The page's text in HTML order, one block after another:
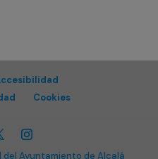
Cookies
Ayuntamiento de Alcalá